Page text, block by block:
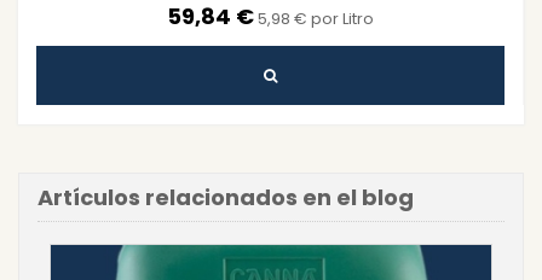
59,84 €5,98 € por Litro
Artículos relacionados en el blog